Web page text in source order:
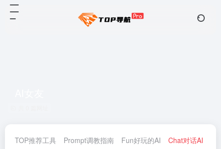
TOP推荐工具 Prompt调教指南 Fun好玩的AI Chat对话AI